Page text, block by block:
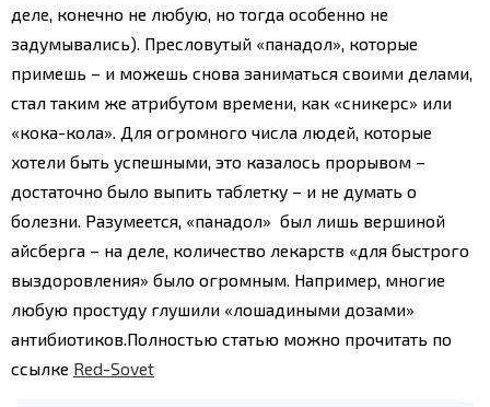
деле, конечно не любую, но тогда особенно не
задумывались). Пресловутый «панадол», которые
примешь – и можешь снова заниматься своими делами,
стал таким же атрибутом времени, как «сникерс» или
«кока-кола». Для огромного числа людей, которые
хотели быть успешными, это казалось прорывом –
достаточно было выпить таблетку – и не думать о
болезни. Разумеется, «панадол» был лишь вершиной
айсберга – на деле, количество лекарств «для быстрого
выздоровления» было огромным. Например, многие
любую простуду глушили «лошадиными дозами»
антибиотиков. Полностью статью можно прочитать по
ссылке Red-Sovet